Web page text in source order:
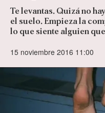
Te levantas. Quizá no
el suelo. Empieza la
lo que siente alguien
15 noviembre 2016 11:00